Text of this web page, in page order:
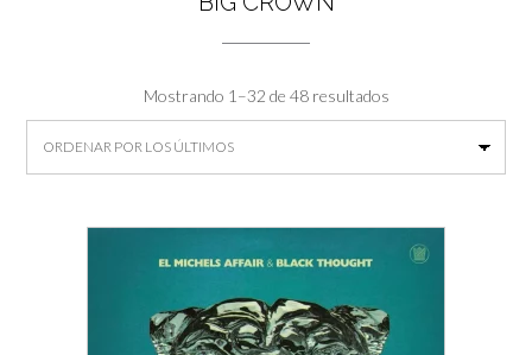
Mostrando 1–32 de 48 resultadosOrdenado
por
últimos